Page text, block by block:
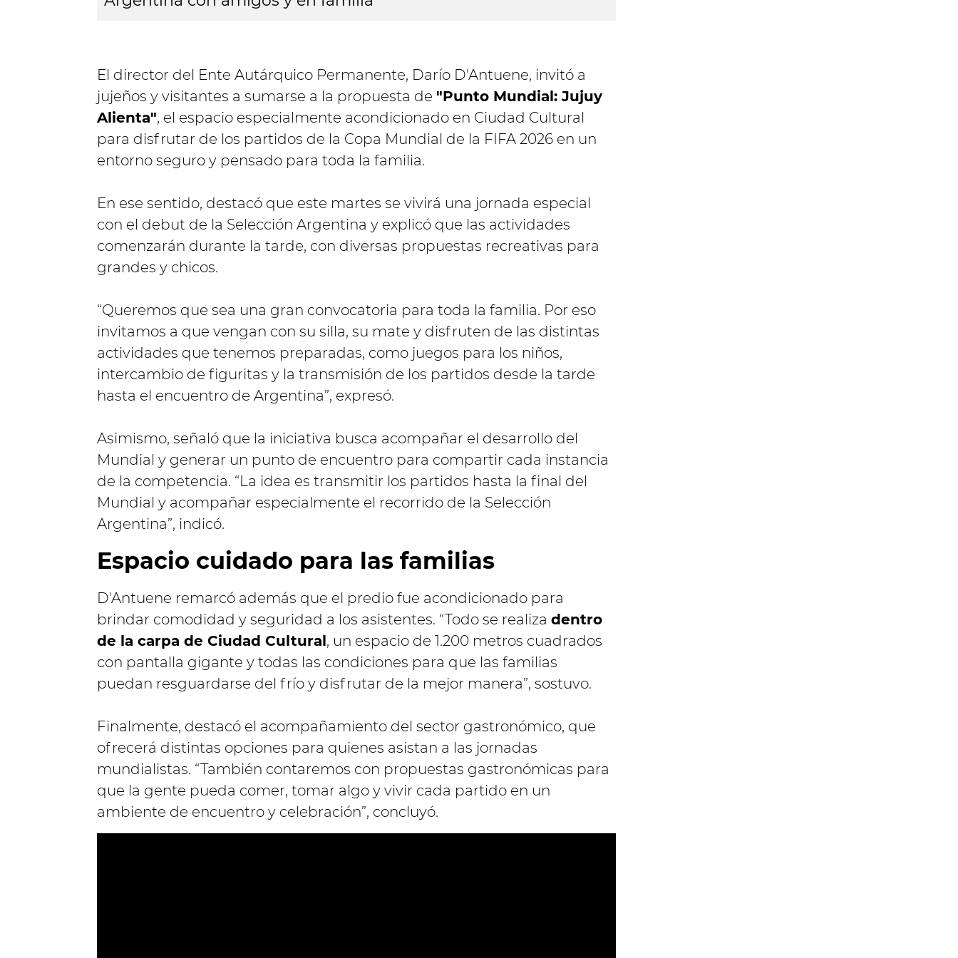
El director del Ente Autárquico Permanente, Darío D'Antuene, invitó a
jujeños y visitantes a sumarse a la propuesta de "Punto Mundial: Jujuy
Alienta", el espacio especialmente acondicionado en Ciudad Cultural
para disfrutar de los partidos de la Copa Mundial de la FIFA 2026 en un
entorno seguro y pensado para toda la familia.
En ese sentido, destacó que este martes se vivirá una jornada especial
con el debut de la Selección Argentina y explicó que las actividades
comenzarán durante la tarde, con diversas propuestas recreativas para
grandes y chicos.
“Queremos que sea una gran convocatoria para toda la familia. Por eso
invitamos a que vengan con su silla, su mate y disfruten de las distintas
actividades que tenemos preparadas, como juegos para los niños,
intercambio de figuritas y la transmisión de los partidos desde la tarde
hasta el encuentro de Argentina”, expresó.
Asimismo, señaló que la iniciativa busca acompañar el desarrollo del
Mundial y generar un punto de encuentro para compartir cada instancia
de la competencia. “La idea es transmitir los partidos hasta la final del
Mundial y acompañar especialmente el recorrido de la Selección
Argentina”, indicó.
Espacio cuidado para las familias
D'Antuene remarcó además que el predio fue acondicionado para
brindar comodidad y seguridad a los asistentes. “Todo se realiza dentro
de la carpa de Ciudad Cultural, un espacio de 1.200 metros cuadrados
con pantalla gigante y todas las condiciones para que las familias
puedan resguardarse del frío y disfrutar de la mejor manera”, sostuvo.
Finalmente, destacó el acompañamiento del sector gastronómico, que
ofrecerá distintas opciones para quienes asistan a las jornadas
mundialistas. “También contaremos con propuestas gastronómicas para
que la gente pueda comer, tomar algo y vivir cada partido en un
ambiente de encuentro y celebración”, concluyó.